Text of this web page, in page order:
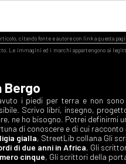
Bergo
i piedi per terra e non
Scrivo libri, insegno,
ne ho bisogno. Potrei definirmi
di conoscere e di cui racconto
gialla, StreetLib collana Gli
di due anni in Africa, Gli
cinque, Gli scrittori della